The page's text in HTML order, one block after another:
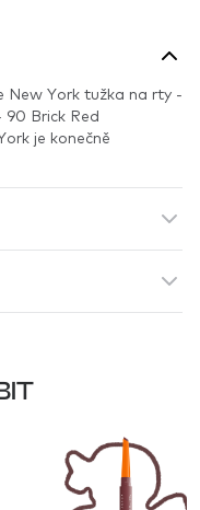
New York tužka na rty -
Brick Red
je konečně